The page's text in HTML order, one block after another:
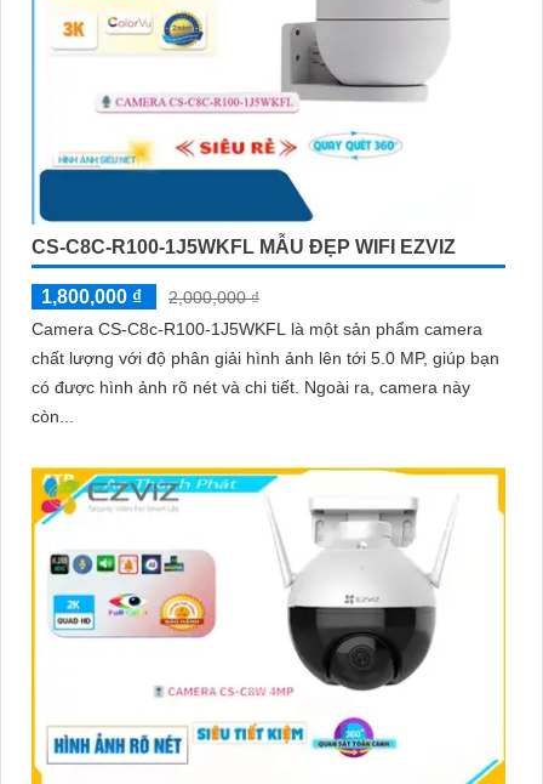
CS-C8C-R100-1J5WKFL MẪU ĐẸP WIFI EZVIZ
1,800,000 ₫
2,000,000 ₫
Camera CS-C8c-R100-1J5WKFL là một sản phẩm camera
chất lượng với độ phân giải hình ảnh lên tới 5.0 MP, giúp bạn
có được hình ảnh rõ nét và chi tiết. Ngoài ra, camera này
còn...